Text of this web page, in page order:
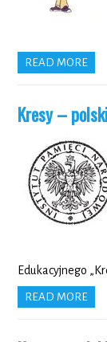
READ MORE
Kresy –
Edukacyjnego
READ MORE